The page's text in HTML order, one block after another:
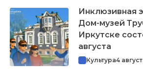
Инклюзивная
Дом-музей
Иркутске
августа
Культура4